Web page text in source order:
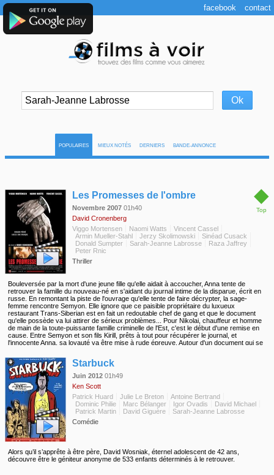
POPULAIRES MIEUX NOTÉS DERNIERS BANDE-ANNONCE
◆
Top
Les Promesses de l'ombre
Novembre 2007 01h40
David Cronenberg
Viggo Mortensen
Naomi Watts
Vincent Cassel
Armin Mueller-Stahl
Jerzy Skolimowski
Sinéad Cusack
Donald Sumpter
Sarah-Jeanne Labrosse
Raza Jaffrey
Peter Rnic
Thriller
Bouleversée par la mort d'une jeune fille qu'elle aidait à accoucher, Anna tente de
retrouver la famille du nouveau-né en s'aidant du journal intime de la disparue, écrit en
russe. En remontant la piste de l'ouvrage qu'elle tente de faire décrypter, la sage-
femme rencontre Semyon. Elle ignore que ce paisible propriétaire du luxueux
restaurant Trans-Siberian est en fait un redoutable chef de gang et que le document
qu'elle possède va lui attirer de sérieux problèmes... Pour Nikolai, chauffeur et homme
de main de la toute-puissante famille criminelle de l'Est, c'est le début d'une remise en
cause. Entre Semyon et son fils Kirill, prêts à tout pour récupérer le journal, et
l'innocente Anna, sa loyauté va être mise à rude épreuve. Autour d'un document qui se
déchaînent les meurtres et les trahisons dans la famille comme dans la ville...
Starbuck
Juin 2012 01h49
Ken Scott
Patrick Huard
Julie Le Breton
Antoine Bertrand
Dominic Philie
Marc Bélanger Igor Ovadis
David Michael
Patrick Martin
David Giguère
Sarah-Jeanne Labrosse
Comédie
Alors qu’il s’apprête à être père, David Wosniak, éternel adolescent de 42 ans,
découvre être le géniteur anonyme de 533 enfants déterminés à le retrouver.
facebook contact